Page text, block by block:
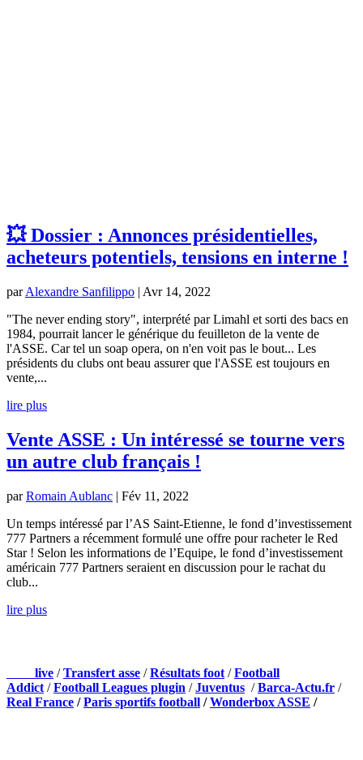
💥 Dossier : Annonces présidentielles,
acheteurs potentiels, tensions en interne !
parAlexandre Sanfilippo | Avr 14, 2022
"The never ending story", interprété par Limahl et sorti des bacs en
1984, pourrait lancer le générique du feuilleton de la vente de
l'ASSE. Car tel un soap opera, on n'en voit pas le bout... Les
présidents du clubs ont beau assurer que l'ASSE est toujours en
vente,...
lire plus
Vente ASSE : Un intéressé se tourne vers
un autre club français !
parRomain Aublanc | Fév 11, 2022
Un temps intéressé par l’AS Saint-Etienne, le fond d’investissement
777 Partners a récemment formulé une offre pour racheter le Red
Star ! Selon les informations de l’Equipe, le fond d’investissement
américain 777 Partners seraient en discussion pour le rachat du
club...
lire plus
live /Transfert asse /Résultats foot /Football
Addict /Football Leagues plugin /Juventus /Barca-Actu.fr /
Real France /Paris sportifs football /Wonderbox ASSE /